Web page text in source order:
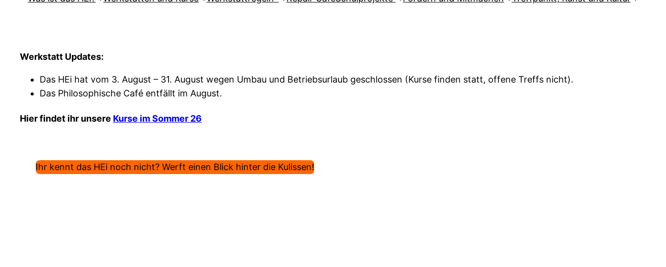
Werkstatt Updates:
Das HEi hat vom 3. August – 31. August wegen Umbau und Betriebsurlaub geschlossen (Kurse finden statt, offene Treffs nicht).
Das Philosophische Café entfällt im August.
Hier findet ihr unsere Kurse im Sommer 26
Ihr kennt das HEi noch nicht? Werft einen Blick hinter die Kulissen!